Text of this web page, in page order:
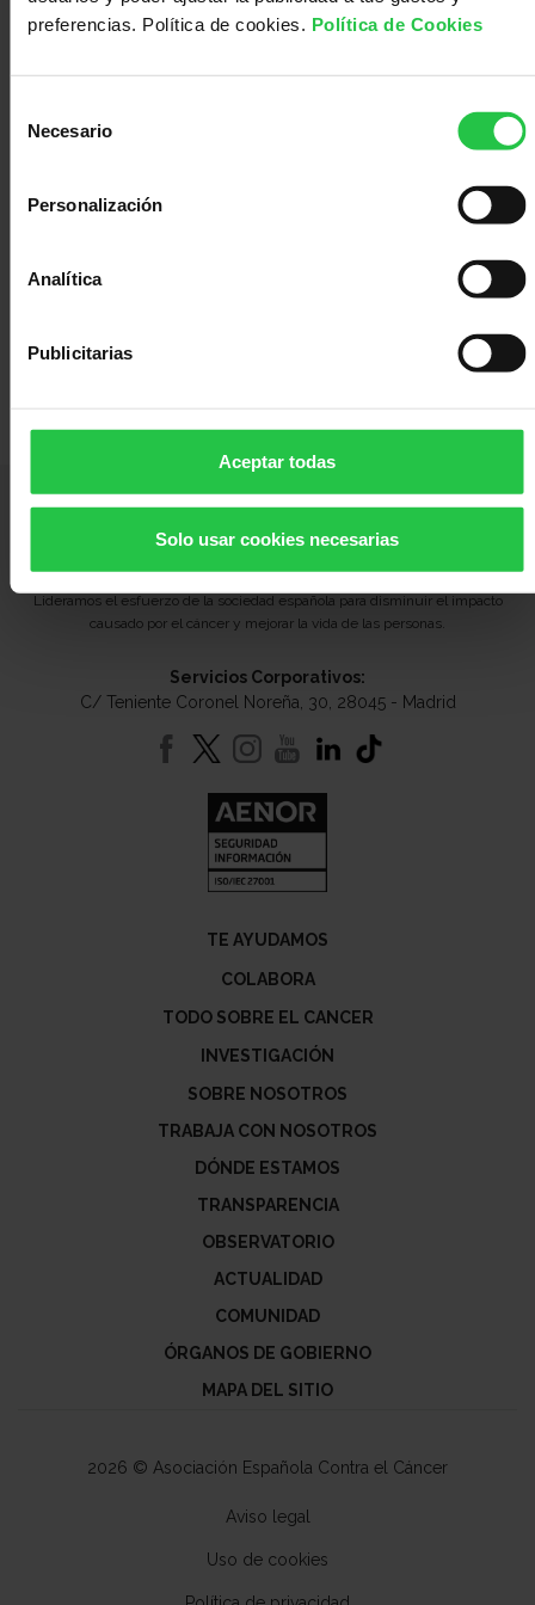
preferencias. Política de cookies. Política de Cookies
Necesario
Personalización
Analítica
Publicitarias
Aceptar todas
Solo usar cookies necesarias
Médico
Acompañamiento
Proyecto
Marta González Pérez
Lideramos el esfuerzo de la sociedad española para disminuir el impacto
causado por el cáncer y mejorar la vida de las personas.
Servicios Corporativos:
C/ Teniente Coronel Noreña, 30, 28045 - Madrid
TE AYUDAMOS
COLABORA
TODO SOBRE EL CANCER
INVESTIGACIÓN
SOBRE NOSOTROS
TRABAJA CON NOSOTROS
DÓNDE ESTAMOS
TRANSPARENCIA
OBSERVATORIO
ACTUALIDAD
COMUNIDAD
ÓRGANOS DE GOBIERNO
MAPA DEL SITIO
2026 © Asociación Española Contra el Cáncer
Aviso legal
Uso de cookies